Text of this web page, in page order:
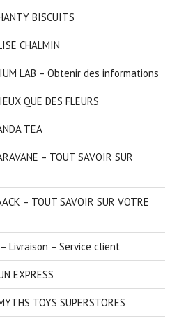
BISCUITS
CHALMIN
LAB – Obtenir des informations
QUE DES FLEURS
TEA
– TOUT SAVOIR SUR
– TOUT SAVOIR SUR VOTRE
Livraison – Service client
EXPRESS
TOYS SUPERSTORES